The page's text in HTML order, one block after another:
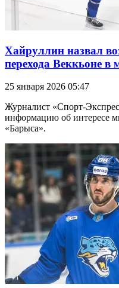
Хайруллин назвал
перехода Веккьоне в
25 января 2026 05:47
Журналист «Спорт-
информацию об интересе
«Барыса».